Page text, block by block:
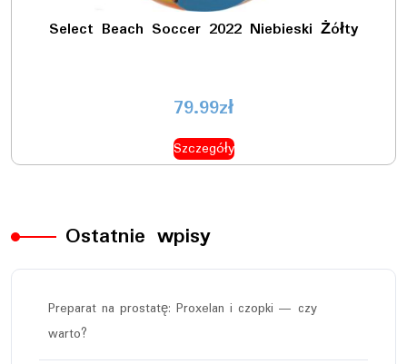
Select Beach Soccer 2022 Niebieski Żółty
79.99zł
Szczegóły
Ostatnie wpisy
Preparat na prostatę: Proxelan i czopki — czy
warto?